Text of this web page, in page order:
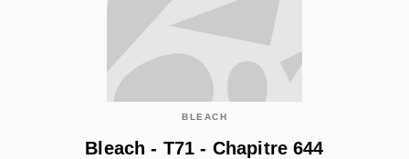
BLEACH
Bleach - T71 - Chapitre 644